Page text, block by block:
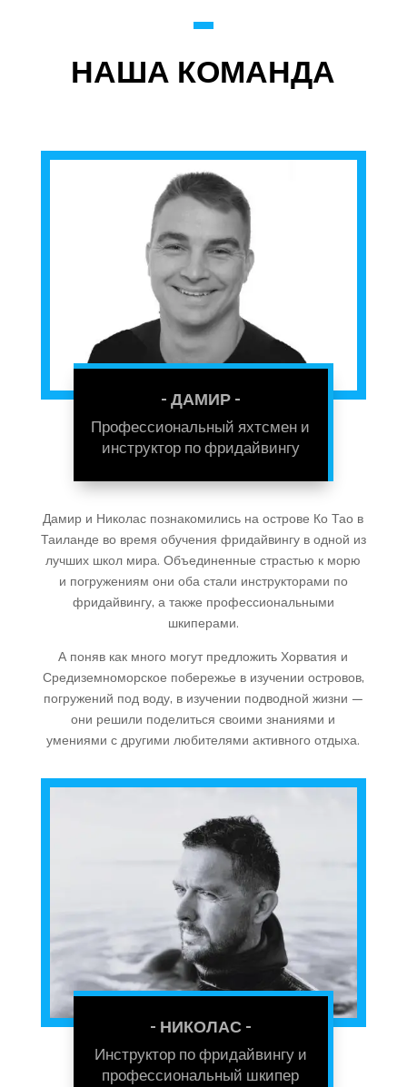
НАША КОМАНДА
- ДАМИР -
Профессиональный яхтсмен и
инструктор по фридайвингу
Дамир и Николас познакомились на острове Ко Тао в
Таиланде во время обучения фридайвингу в одной из
лучших школ мира. Объединенные страстью к морю
и погружениям они оба стали инструкторами по
фридайвингу, а также профессиональными
шкиперами.
А поняв как много могут предложить Хорватия и
Средиземноморское побережье в изучении островов,
погружений под воду, в изучении подводной жизни —
они решили поделиться своими знаниями и
умениями с другими любителями активного отдыха.
- НИКОЛАС -
Инструктор по фридайвингу и
профессиональный шкипер